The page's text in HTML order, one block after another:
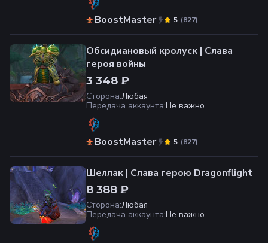
BoostMaster (827)
5
Обсидиановый кролуск | Слава
героя войны
3 348 ₽
Сторона:Любая
Передача аккаунта:Не важно
BoostMaster (827)
5
Шеллак | Слава герою Dragonflight
8 388 ₽
Сторона:Любая
Передача аккаунта:Не важно